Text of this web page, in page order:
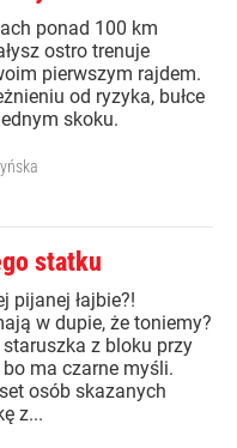
ponad 100 km
ostro trenuje
pierwszym rajdem.
od ryzyka, bułce
skoku.
statku
pijanej łajbie?!
w dupie, że toniemy?
z bloku przy
ma czarne myśli.
osób skazanych
z...